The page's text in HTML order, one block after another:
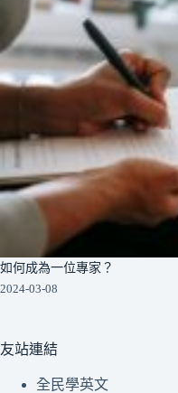
如何成為一位專家？
2024-03-08
友站連結
全民學英文